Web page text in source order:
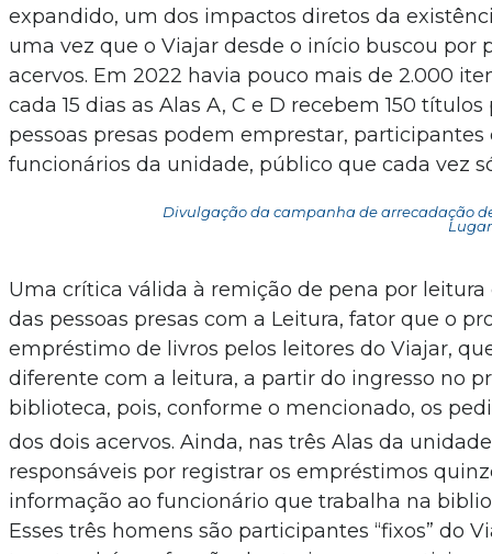
expandido, um dos impactos diretos da
uma vez que o Viajar desde o início buscou por
acervos. Em 2022 havia pouco mais de 2.000
cada 15 dias as Alas A, C e D recebem 150
pessoas presas podem emprestar,
funcionários da unidade, público que cada vez
Divulgação da campanha de arrecadação
Lugar
Uma crítica válida à remição de pena por
das pessoas presas com a Leitura, fator que o
empréstimo de livros pelos leitores do Viajar,
diferente com a leitura, a partir do ingresso no
biblioteca, pois, conforme o mencionado, os
dos dois acervos. Ainda, nas três Alas da
responsáveis por registrar os empréstimos
informação ao funcionário que trabalha na
Esses três homens são participantes “fixos” do